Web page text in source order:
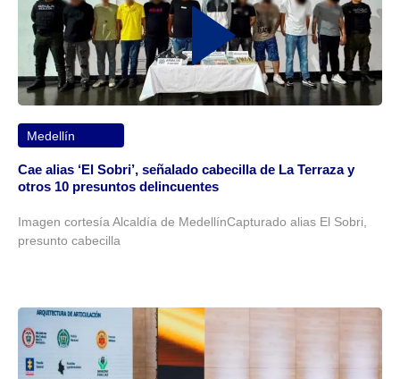
Medellín
Cae alias ‘El Sobri’, señalado cabecilla de La Terraza y
otros 10 presuntos delincuentes
Imagen cortesía Alcaldía de MedellínCapturado alias El Sobri,
presunto cabecilla